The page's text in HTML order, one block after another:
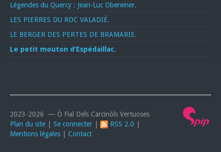
Légendes du Quercy : Jean-Luc Obereiner.
LES PIERRES DU ROC VALADIÉ.
LE BERGER DES PERTES DE BRAMARIE.
Le petit mouton d’Espédaillac.
2023-2026 — Ò Fial Dels Carcinòls Vertuoses
Plan du site | Se connecter | RSS 2.0 |
Mentions légales | Contact